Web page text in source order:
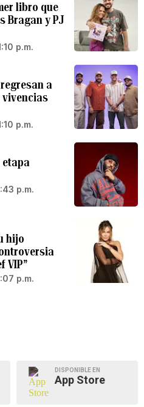
libro que
Bragan y PJ
p.m.
a
vivencias
p.m.
etapa
p.m.
hijo
VIP”
p.m.
DISPONIBLE EN
App Store